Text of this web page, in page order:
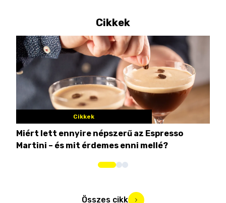
Cikkek
Cikkek
Miért lett ennyire népszerű az Espresso
Martini – és mit érdemes enni mellé?
Összes cikk